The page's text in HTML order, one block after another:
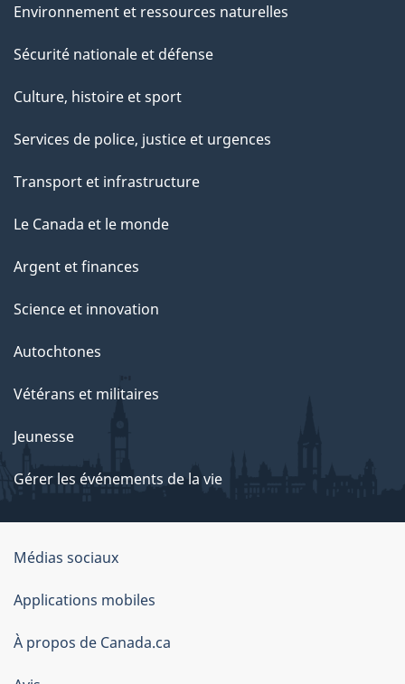
Environnement et ressources naturelles
Sécurité nationale et défense
Culture, histoire et sport
Services de police, justice et urgences
Transport et infrastructure
Le Canada et le monde
Argent et finances
Science et innovation
Autochtones
Vétérans et militaires
Jeunesse
Gérer les événements de la vie
Organisation
du
gouvernement
du
Canada
Médias sociaux
Applications mobiles
À propos de Canada.ca